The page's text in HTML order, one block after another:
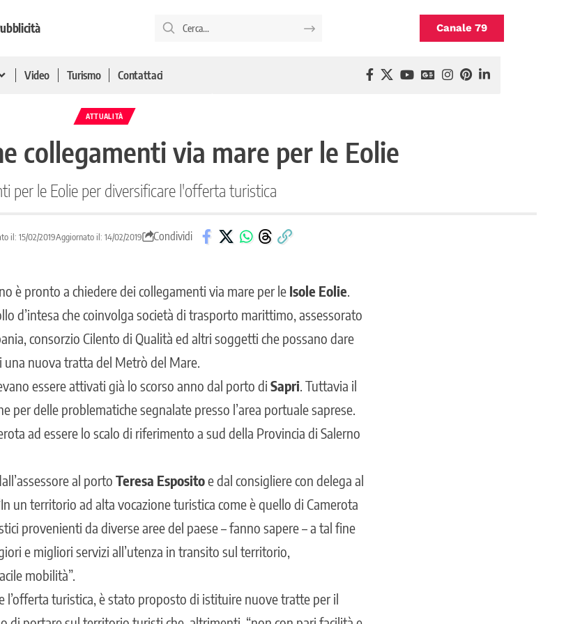
Canale 79
Video Turismo Contattaci
ATTUALITÀ
collegamenti via mare per le Eolie
per le Eolie per diversificare l'offerta turistica
il: 15/02/2019Aggiornato il: 14/02/2019 Condividi
è pronto a chiedere dei collegamenti via mare per le Isole Eolie
d’intesa che coinvolga società di trasporto marittimo, assessorato
consorzio Cilento di Qualità ed altri soggetti che possano dare
nuova tratta del Metrò del Mare.
essere attivati già lo scorso anno dal porto di Sapri . Tuttavia il
per delle problematiche segnalate presso l’area portuale saprese.
ad essere lo scalo di riferimento a sud della Provincia di Salerno
al portoTeresa Espositoe dal consigliere con delega al
un territorio ad alta vocazione turistica come è quello di Camerota
provenienti da diverse aree del paese – fanno sapere – a tal fine
e migliori servizi all’utenza in transito sul territorio,
mobilità”.
l’offerta turistica, è stato proposto di istituire nuove tratte per il